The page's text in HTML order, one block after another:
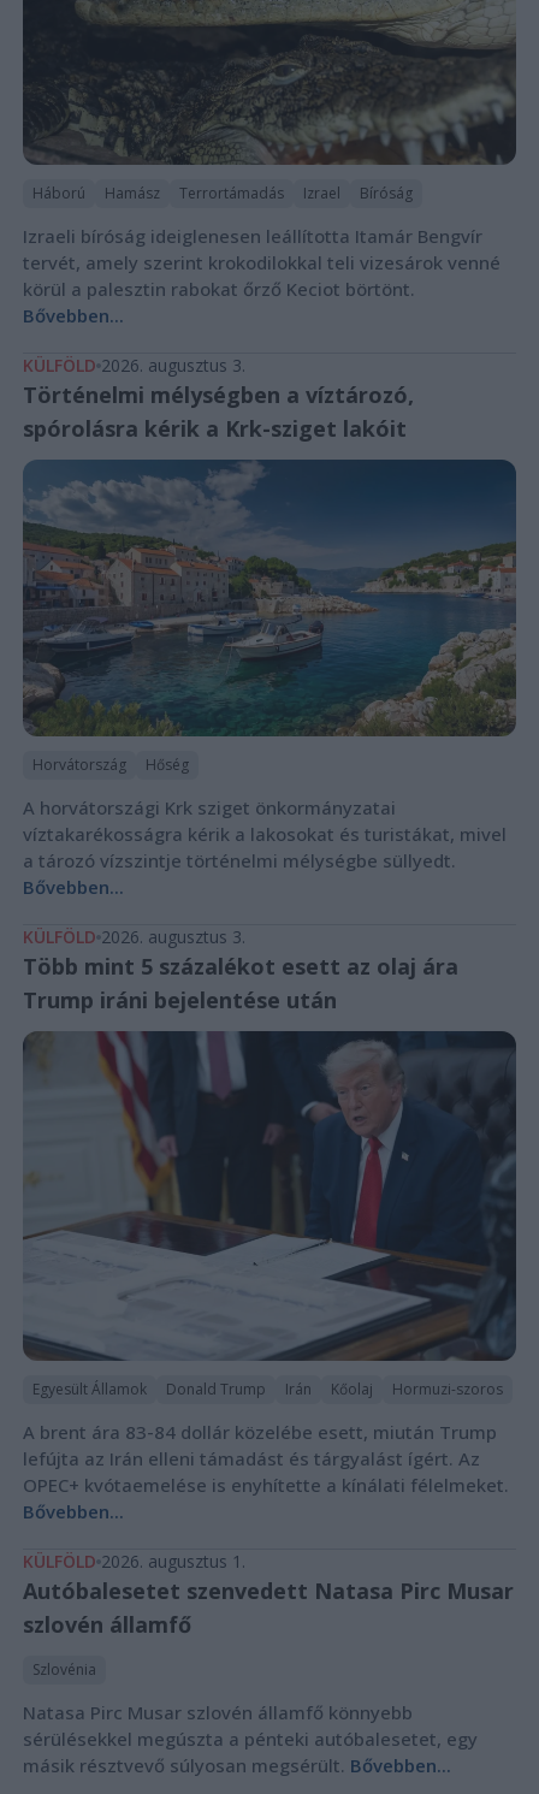
Háború Hamász Terrortámadás Izrael Bíróság
Izraeli bíróság ideiglenesen leállította Itamár Bengvír
tervét, amely szerint krokodilokkal teli vizesárok venné
körül a palesztin rabokat őrző Keciot börtönt.
Bővebben...
KÜLFÖLD 2026. augusztus 3.
Történelmi mélységben a víztározó,
spórolásra kérik a Krk-sziget lakóit
Horvátország Hőség
A horvátországi Krk sziget önkormányzatai
víztakarékosságra kérik a lakosokat és turistákat, mivel
a tározó vízszintje történelmi mélységbe süllyedt.
Bővebben...
KÜLFÖLD 2026. augusztus 3.
Több mint 5 százalékot esett az olaj ára
Trump iráni bejelentése után
Egyesült Államok Donald Trump Irán Kőolaj Hormuzi-szoros
A brent ára 83-84 dollár közelébe esett, miután Trump
lefújta az Irán elleni támadást és tárgyalást ígért. Az
OPEC+ kvótaemelése is enyhítette a kínálati félelmeket.
Bővebben...
KÜLFÖLD 2026. augusztus 1.
Autóbalesetet szenvedett Natasa Pirc Musar
szlovén államfő
Szlovénia
Natasa Pirc Musar szlovén államfő könnyebb
sérülésekkel megúszta a pénteki autóbalesetet, egy
másik résztvevő súlyosan megsérült. Bővebben...